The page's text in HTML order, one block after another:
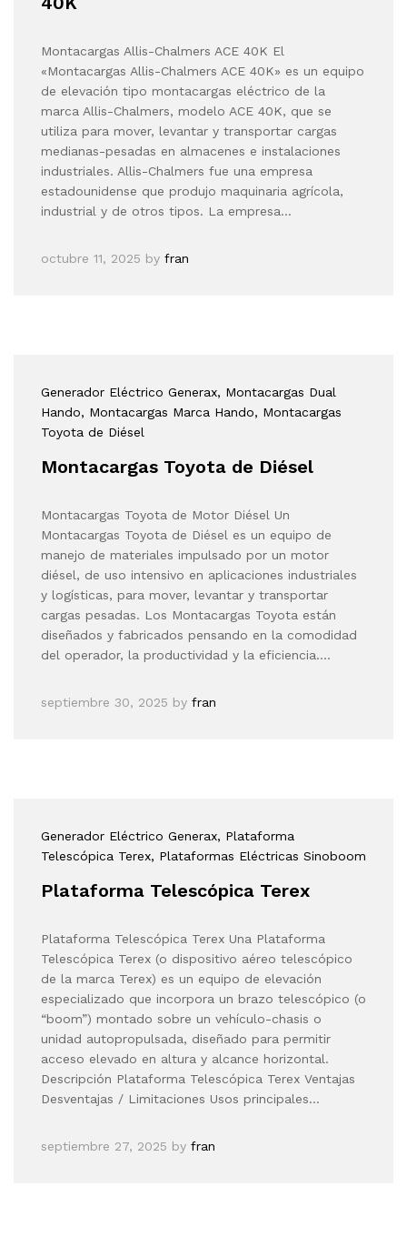
Montacargas Allis-Chalmers ACE 40K El
«Montacargas Allis-Chalmers ACE 40K» es un equipo
de elevación tipo montacargas eléctrico de la
marca Allis-Chalmers, modelo ACE 40K, que se
utiliza para mover, levantar y transportar cargas
medianas-pesadas en almacenes e instalaciones
industriales. Allis-Chalmers fue una empresa
estadounidense que produjo maquinaria agrícola,
industrial y de otros tipos. La empresa…
octubre 11, 2025 by fran
Generador Eléctrico Generax, Montacargas Dual
Hando, Montacargas Marca Hando, Montacargas
Toyota de Diésel
Montacargas Toyota de Diésel
Montacargas Toyota de Motor Diésel Un
Montacargas Toyota de Diésel es un equipo de
manejo de materiales impulsado por un motor
diésel, de uso intensivo en aplicaciones industriales
y logísticas, para mover, levantar y transportar
cargas pesadas. Los Montacargas Toyota están
diseñados y fabricados pensando en la comodidad
del operador, la productividad y la eficiencia.…
septiembre 30, 2025 by fran
Generador Eléctrico Generax, Plataforma
Telescópica Terex, Plataformas Eléctricas Sinoboom
Plataforma Telescópica Terex
Plataforma Telescópica Terex Una Plataforma
Telescópica Terex (o dispositivo aéreo telescópico
de la marca Terex) es un equipo de elevación
especializado que incorpora un brazo telescópico (o
“boom”) montado sobre un vehículo-chasis o
unidad autopropulsada, diseñado para permitir
acceso elevado en altura y alcance horizontal.
Descripción Plataforma Telescópica Terex Ventajas
Desventajas / Limitaciones Usos principales…
septiembre 27, 2025 by fran